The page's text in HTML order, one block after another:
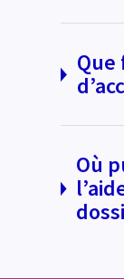
Que
Où